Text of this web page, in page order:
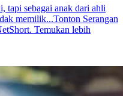
tapi sebagai anak dari ahli
memilik...Tonton Serangan
Temukan lebih